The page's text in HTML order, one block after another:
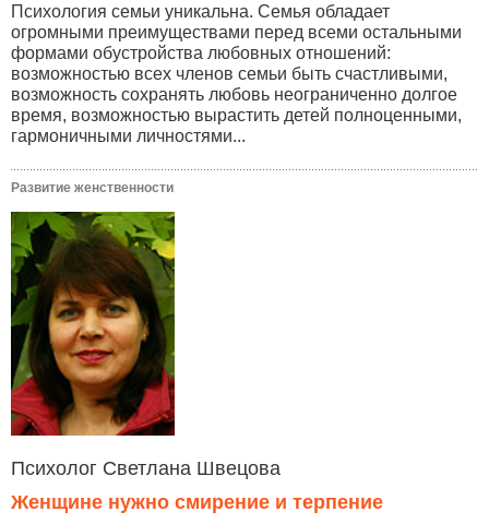
Психология семьи уникальна. Семья обладает
огромными преимуществами перед всеми остальными
формами обустройства любовных отношений:
возможностью всех членов семьи быть счастливыми,
возможность сохранять любовь неограниченно долгое
время, возможностью вырастить детей полноценными,
гармоничными личностями...
Развитие женственности
Психолог Светлана Швецова
Женщине нужно смирение и терпение